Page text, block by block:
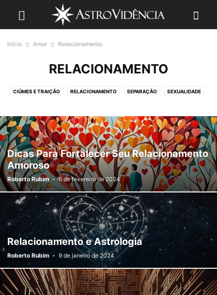
Início Amor Relacionamento
RELACIONAMENTO
CIÚMES E TRAIÇÃO RELACIONAMENTO SEPARAÇÃO SEXUALIDADE
Dicas Para Fortalecer Seu Relacionamento
Amoroso
Roberto Rubim - 6 de fevereiro de 2024
Relacionamento e Astrologia
Roberto Rubim - 9 de janeiro de 2024